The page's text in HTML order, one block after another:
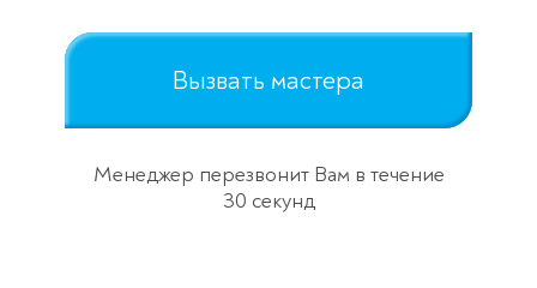
Вызвать мастера
Менеджер перезвонит Вам в течение
30 секунд